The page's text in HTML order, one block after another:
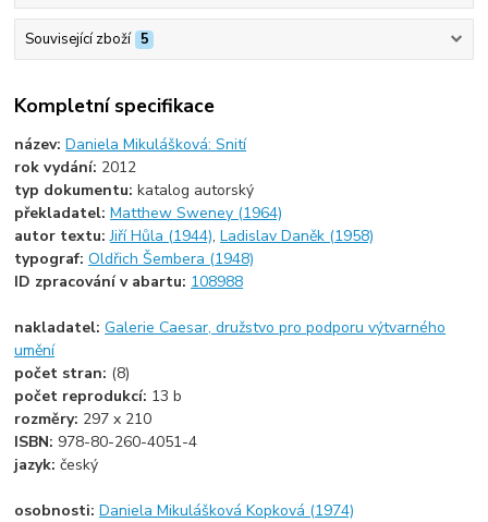
Související zboží 5
Kompletní specifikace
název:Daniela Mikulášková: Snití
rok vydání: 2012
typ dokumentu:katalog autorský
překladatel:Matthew Sweney (1964)
autor textu:Jiří Hůla (1944),Ladislav Daněk (1958)
typograf:Oldřich Šembera (1948)
ID zpracování v abartu: 108988
nakladatel:Galerie Caesar, družstvo pro podporu výtvarného
umění
počet stran: (8)
počet reprodukcí: 13 b
rozměry: 297 x 210
ISBN: 978-80-260-4051-4
jazyk:český
osobnosti:Daniela Mikulášková Kopková (1974)